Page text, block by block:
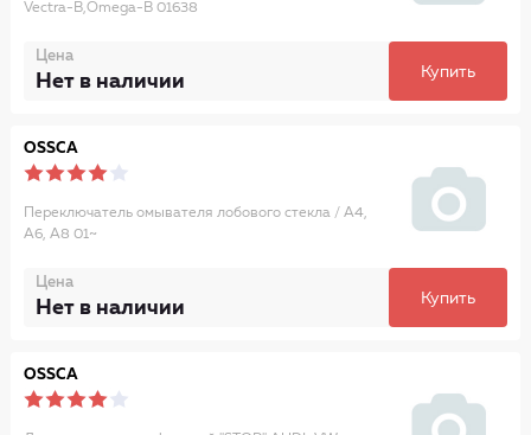
Vectra-B,Omega-B 01638
Цена
Нет в наличии Купить
OSSCA
Переключатель омывателя лобового стекла / A4,
A6, A8 01~
Цена
Нет в наличии Купить
OSSCA